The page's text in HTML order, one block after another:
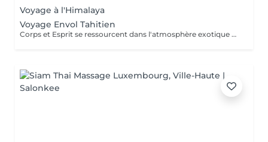
Voyage à l'Himalaya
Voyage Envol Tahitien
Corps et Esprit se ressourcent dans l'atmosphère exotique des trésors polynésiens, ces îles où la beauté, la générosité et la luxuriance ont un goût de paradis Gommage et massage du visage et du corps Massage manuel relax ou aux coquillages Tia Iri « la pensée Roo ».